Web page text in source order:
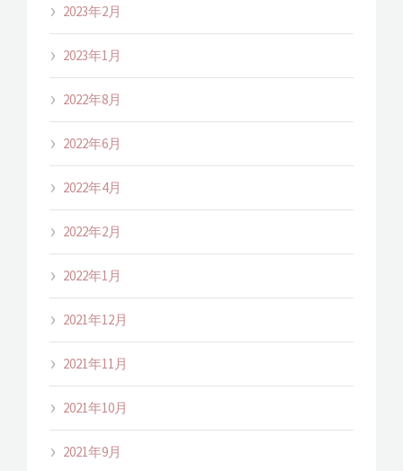
2023年2月
2023年1月
2022年8月
2022年6月
2022年4月
2022年2月
2022年1月
2021年12月
2021年11月
2021年10月
2021年9月